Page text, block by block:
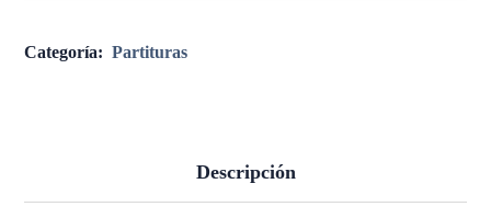
Categoría: Partituras
Descripción